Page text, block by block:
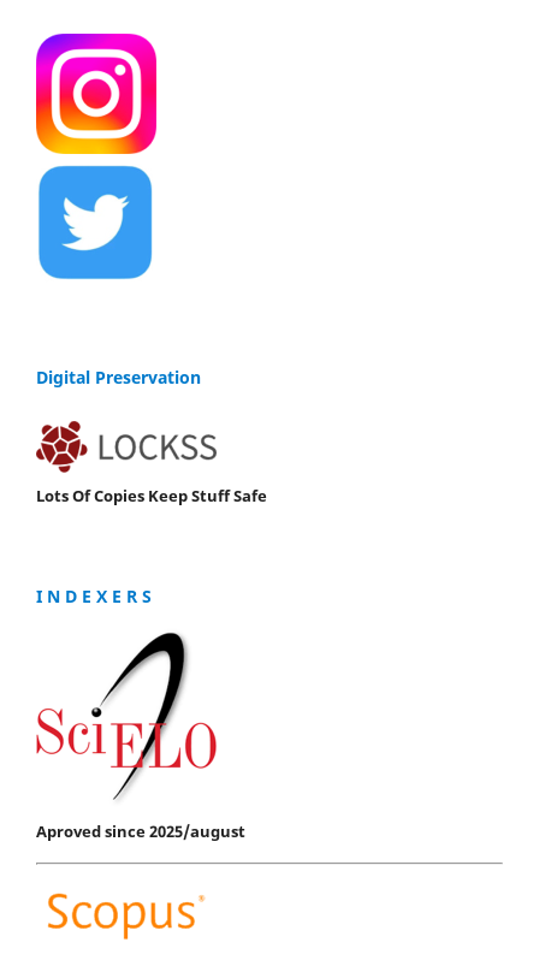
Digital Preservation
Lots Of Copies Keep Stuff Safe
I N D E X E R S
Aproved since 2025/august